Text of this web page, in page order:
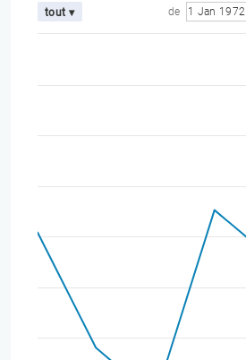
tout ▾ de 1 Jan 1972